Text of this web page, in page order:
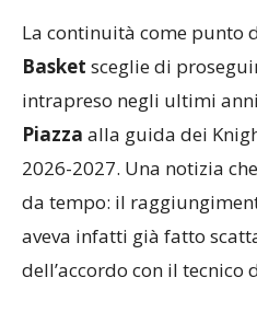
La continuità come punto
Basket sceglie di
intrapreso negli ultimi
Piazza alla guida dei
2026-2027. Una notizia
da tempo: il
aveva infatti già fatto
dell’accordo con il tecnico